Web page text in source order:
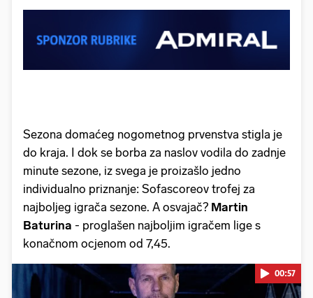
Sezona domaćeg nogometnog prvenstva stigla je
do kraja. I dok se borba za naslov vodila do zadnje
minute sezone, iz svega je proizašlo jedno
individualno priznanje: Sofascoreov trofej za
najboljeg igrača sezone. A osvajač? Martin
Baturina - proglašen najboljim igračem lige s
konačnom ocjenom od 7,45.
00:57